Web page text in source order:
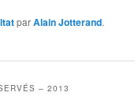
parAlain Jotterand.
– 2013